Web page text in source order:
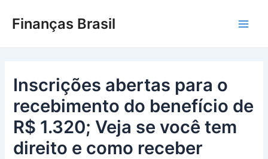
paraFinanças Brasil
Inscrições abertas para o
recebimento do benefício de
R$ 1.320; Veja se você tem
direito e como receber